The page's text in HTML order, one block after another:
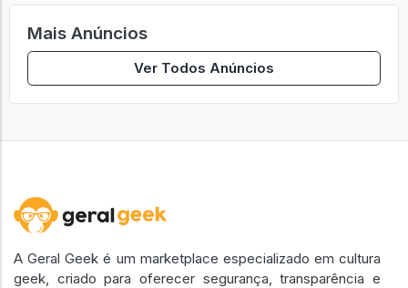
Mais Anúncios
Ver Todos Anúncios
A Geral Geek é um marketplace especializado em cultura
geek, criado para oferecer segurança, transparência e